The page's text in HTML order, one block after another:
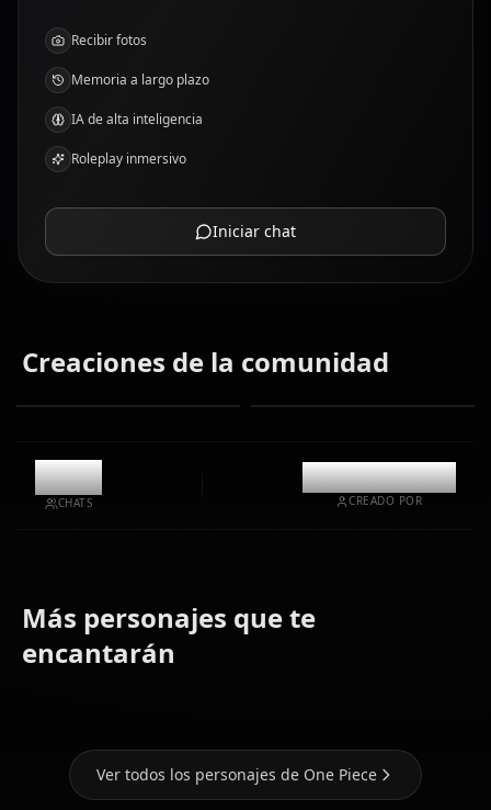
Recibir fotos
Memoria a largo plazo
IA de alta inteligencia
Roleplay inmersivo
Iniciar chat
Creaciones de la comunidad
12.6k
CHATS
@casualwaifus
CREADO POR
Más personajes que te
encantarán
Nami (One
Ver todos los personajes de One Piece